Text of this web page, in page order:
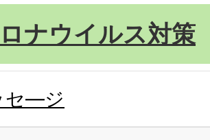
ナウイルス対策
セ―ジ